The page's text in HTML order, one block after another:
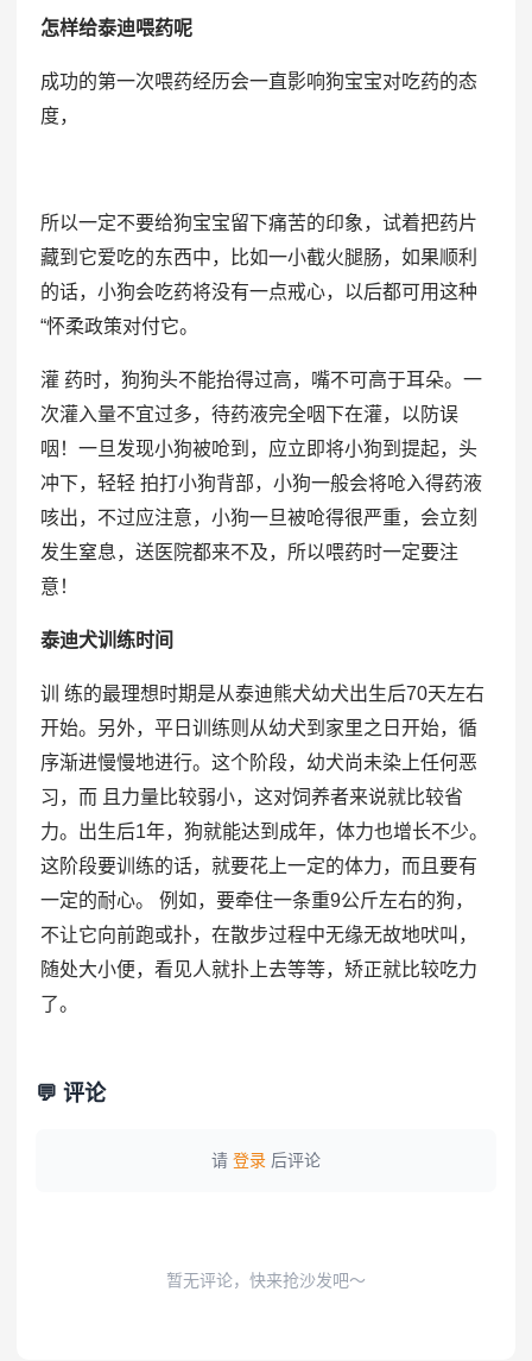
怎样给泰迪喂药呢
成功的第一次喂药经历会一直影响狗宝宝对吃药的态
度，
所以一定不要给狗宝宝留下痛苦的印象，试着把药片
藏到它爱吃的东西中，比如一小截火腿肠，如果顺利
的话，小狗会吃药将没有一点戒心，以后都可用这种
“怀柔政策对付它。
灌 药时，狗狗头不能抬得过高，嘴不可高于耳朵。一
次灌入量不宜过多，待药液完全咽下在灌，以防误
咽！一旦发现小狗被呛到，应立即将小狗到提起，头
冲下，轻轻 拍打小狗背部，小狗一般会将呛入得药液
咳出，不过应注意，小狗一旦被呛得很严重，会立刻
发生窒息，送医院都来不及，所以喂药时一定要注
意！
泰迪犬训练时间
训 练的最理想时期是从泰迪熊犬幼犬出生后70天左右
开始。另外，平日训练则从幼犬到家里之日开始，循
序渐进慢慢地进行。这个阶段，幼犬尚未染上任何恶
习，而 且力量比较弱小，这对饲养者来说就比较省
力。出生后1年，狗就能达到成年，体力也增长不少。
这阶段要训练的话，就要花上一定的体力，而且要有
一定的耐心。 例如，要牵住一条重9公斤左右的狗，
不让它向前跑或扑，在散步过程中无缘无故地吠叫，
随处大小便，看见人就扑上去等等，矫正就比较吃力
了。
💬 评论
请 登录 后评论
暂无评论，快来抢沙发吧～